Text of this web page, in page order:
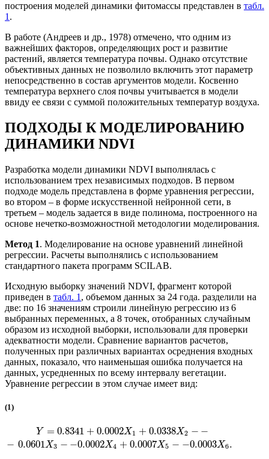
построения моделей динамики фитомассы представлен в табл.
1 .
В работе (Андреев и др., 1978) отмечено, что одним из
важнейших факторов, определяющих рост и развитие
растений, является температура почвы. Однако отсутствие
объективных данных не позволило включить этот параметр
непосредственно в состав аргументов модели. Косвенно
температура верхнего слоя почвы учитывается в модели
ввиду ее связи с суммой положительных температур воздуха.
ПОДХОДЫ К МОДЕЛИРОВАНИЮ
ДИНАМИКИ NDVI
Разработка модели динамики NDVI выполнялась с
использованием трех независимых подходов. В первом
подходе модель представлена в форме уравнения регрессии,
во втором – в форме искусственной нейронной сети, в
третьем – модель задается в виде полинома, построенного на
основе нечетко-возможностной методологии моделирования.
Метод 1. Моделирование на основе уравнений линейной
регрессии. Расчеты выполнялись с использованием
стандартного пакета программ SCILAB.
Исходную выборку значений NDVI, фрагмент которой
приведен в табл. 1 , объемом данных за 24 года. разделили на
две: по 16 значениям строили линейную регрессию из 6
выбранных переменных, а 8 точек, отобранных случайным
образом из исходной выборки, использовали для проверки
адекватности модели. Сравнение вариантов расчетов,
полученных при различных вариантах осреднения входных
данных, показало, что наименьшая ошибка получается на
данных, усредненных по всему интервалу вегетации.
Уравнение регрессии в этом случае имеет вид:
(1)
Y = 0.8341 + 0.0002X1 + 0.0338X2 − −
− 0.0601X3 − −0.0002X4 + 0.0007X5 − −0.0003X6.